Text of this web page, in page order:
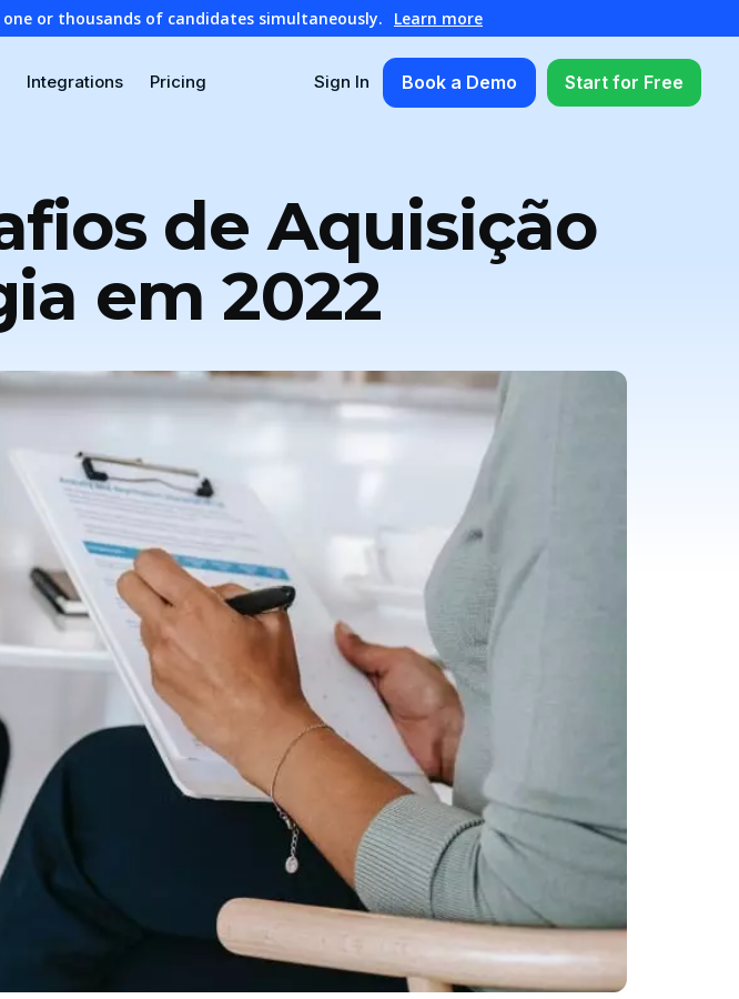
or thousands of candidates simultaneously. Learn more
Integrations Pricing Sign In Book a Demo Start for Free
de Aquisição
em 2022